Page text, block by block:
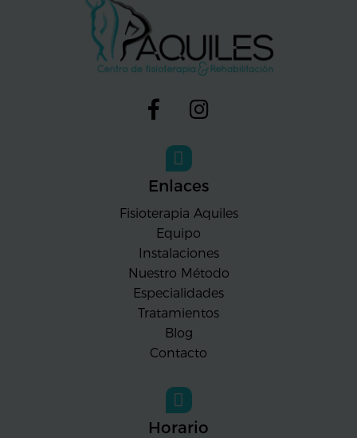
Enlaces
Fisioterapia Aquiles
Equipo
Instalaciones
Nuestro Método
Especialidades
Tratamientos
Blog
Contacto
Horario